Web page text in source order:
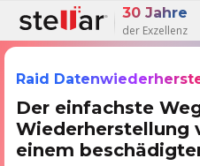
30 Jahre
der Exzellenz
Raid
Der einfachste
Wiederherstellung
einem